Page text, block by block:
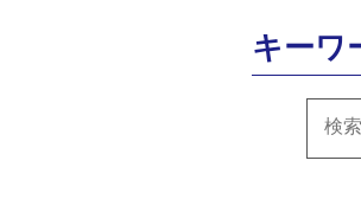
キーワ
索: